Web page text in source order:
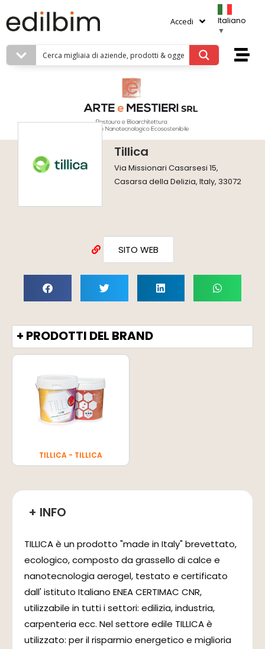
Accedi
Italiano
▼
Tillica
Via Missionari Casarsesi 15,
Casarsa della Delizia, Italy, 33072
SITO WEB
+ PRODOTTI DEL BRAND
TILLICA - TILLICA
+ INFO
TILLICA è un prodotto "made in Italy" brevettato,
ecologico, composto da grassello di calce e
nanotecnologia aerogel, testato e certificato
dall' istituto Italiano ENEA CERTIMAC CNR,
utilizzabile in tutti i settori: edilizia, industria,
carpenteria ecc. Nel settore edile TILLICA è
utilizzato: per il risparmio energetico e miglioria